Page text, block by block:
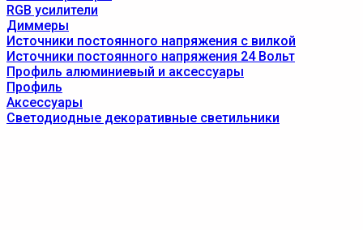
RGB усилители
Диммеры
Источники постоянного напряжения с вилкой
Источники постоянного напряжения 24 Вольт
Профиль алюминиевый и аксессуары
Профиль
Аксессуары
Светодиодные декоративные светильники